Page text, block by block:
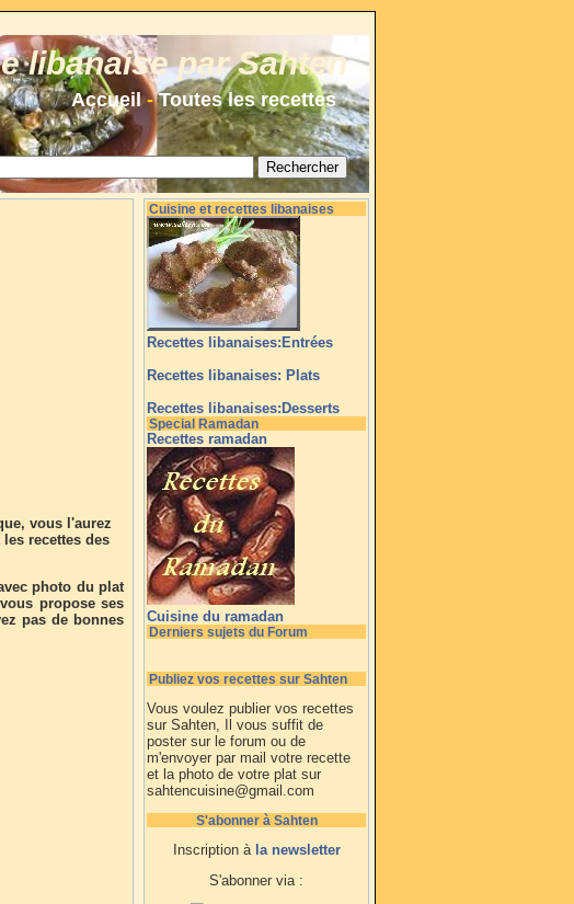
libanaise par Sahten
Accueil-Toutes les recettes
vous l'aurez
recettes des
photo du plat
propose ses
pas de bonnes
Cuisine et recettes libanaises
Recettes libanaises:Entrées
Recettes libanaises: Plats
Recettes libanaises:Desserts
Special Ramadan
Recettes ramadan
Cuisine du ramadan
Derniers sujets du Forum
Publiez vos recettes sur Sahten
Vous voulez publier vos recettes
sur Sahten, Il vous suffit de
poster sur le forum ou de
m'envoyer par mail votre recette
et la photo de votre plat sur
sahtencuisine@gmail.com
S'abonner à Sahten
Inscription à la newsletter
S'abonner via :